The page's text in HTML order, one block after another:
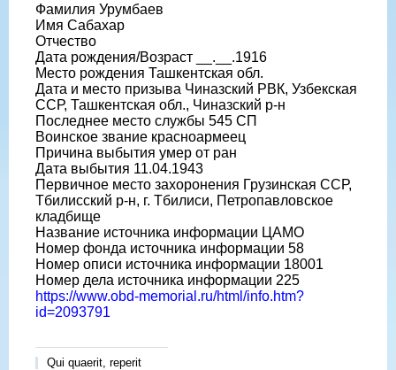
Фамилия Урумбаев
Имя Сабахар
Отчество
Дата рождения/Возраст __.__.1916
Место рождения Ташкентская обл.
Дата и место призыва Чиназский РВК, Узбекская
ССР, Ташкентская обл., Чиназский р-н
Последнее место службы 545 СП
Воинское звание красноармеец
Причина выбытия умер от ран
Дата выбытия 11.04.1943
Первичное место захоронения Грузинская ССР,
Тбилисский р-н, г. Тбилиси, Петропавловское
кладбище
Название источника информации ЦАМО
Номер фонда источника информации 58
Номер описи источника информации 18001
Номер дела источника информации 225
https://www.obd-memorial.ru/html/info.htm?
id=2093791
Qui quaerit, reperit